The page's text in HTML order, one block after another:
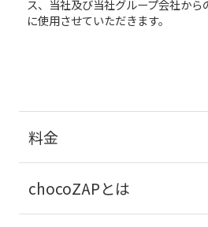
ス、当社及び当社グループ会社か
に使用させていただきます。
料金
chocoZAPとは